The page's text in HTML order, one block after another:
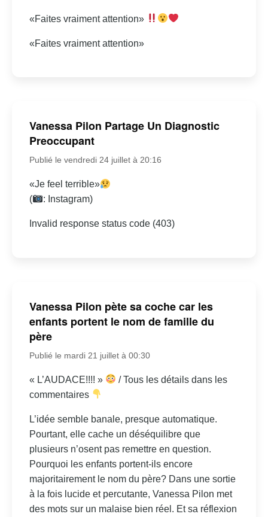
«Faites vraiment attention»
«Faites vraiment attention»
Vanessa Pilon Partage Un Diagnostic
Preoccupant
Publié le vendredi 24 juillet à 20:16
«Je feel terrible»
(
: Instagram)
Invalid response status code (403)
Vanessa Pilon pète sa coche car les
enfants portent le nom de famille du
père
Publié le mardi 21 juillet à 00:30
« L’AUDACE!!!! »
/ Tous les détails dans les
commentaires
L’idée semble banale, presque automatique.
Pourtant, elle cache un déséquilibre que
plusieurs n’osent pas remettre en question.
Pourquoi les enfants portent-ils encore
majoritairement le nom du père? Dans une sortie
à la fois lucide et percutante, Vanessa Pilon met
des mots sur un malaise bien réel. Et sa réflexion